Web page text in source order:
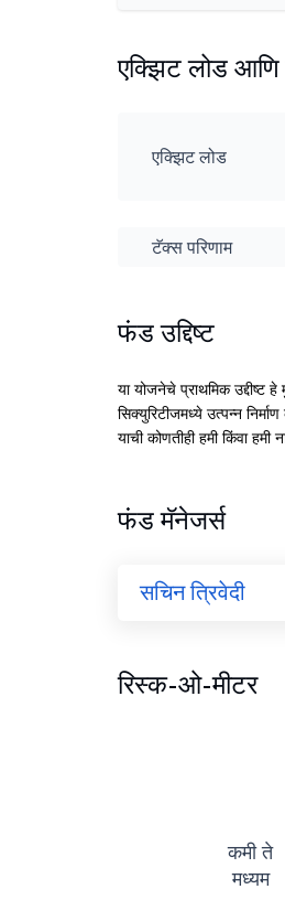
एक्झिट लोड आणि
एक्झिट लोड
टॅक्स परिणाम
फंड उद्दिष्ट
या योजनेचे प्राथमिक उद्दीष्ट
सिक्युरिटीजमध्ये उत्पन्न
याची कोणतीही हमी किंवा हमी
फंड मॅनेजर्स
सचिन त्रिवेदी
रिस्क-ओ-मीटर
कमी ते
मध्यम